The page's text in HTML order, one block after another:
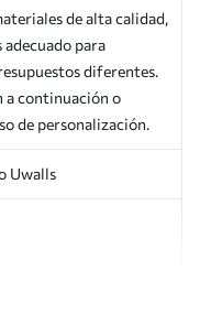
de alta calidad,
adecuado para
diferentes.
a continuación o
de personalización.
Uwalls